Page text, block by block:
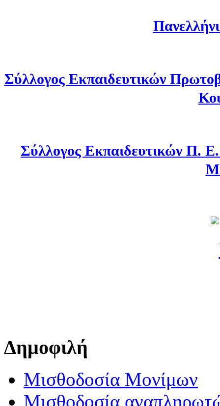
Σύλλογος Εκπαιδευτικών
Σύλλογος Εκπαιδευτικών Π.
Δημοφιλή
Μισθοδοσία Μονίμων
Μισθοδοσία